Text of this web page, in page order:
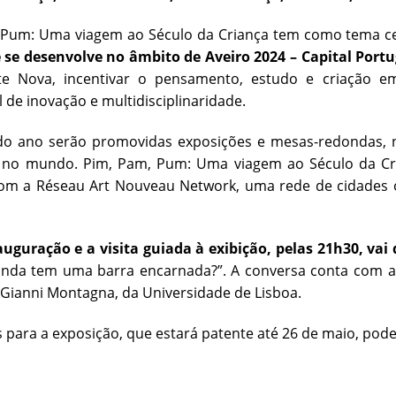
Uma viagem ao Século da Criança tem como tema
desenvolve no âmbito de Aveiro 2024 – Capital
Nova, incentivar o pensamento, estudo e criação
inovação e multidisciplinaridade.
ano serão promovidas exposições e mesas-
mundo. Pim, Pam, Pum: Uma viagem ao Século da
a Réseau Art Nouveau Network, uma rede de
e a visita guiada à exibição, pelas 21h30, vai
tem uma barra encarnada?”. A conversa conta
Montagna, da Universidade de Lisboa.
para a exposição, que estará patente até 26 de maio,